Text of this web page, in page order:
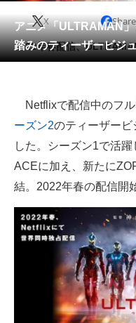
会員記事
メディア
ITの今と未来を見通す
スマホと通信の最新トレ
進化するPCとデバイスの
ビジネスと働き方のヒント
AI活用のいまが分かる
企業ITのトレンドを詳説
アニメ「ULTRAMAN
踏みのティーザービジ
X Share
2022年春配信、
Netflixで配信中のフル
ーズン2のティーザービ
した。シーズン1で活
ACEに加え、新たに
結。2022年春の配信開